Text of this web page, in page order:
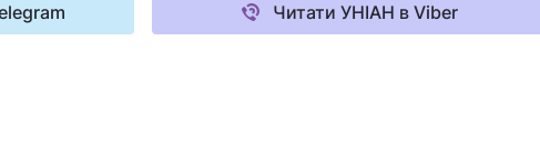
Читати УНІАН в Viber